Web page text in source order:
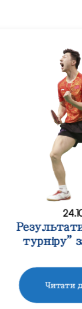
турніру”
Читати